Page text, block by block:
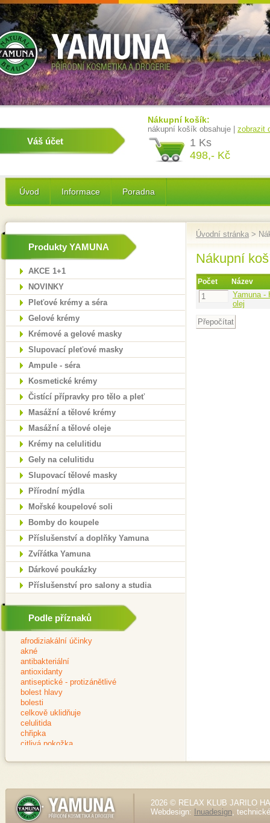
Váš účet
Nákupní košík:
nákupní košík obsahuje | zobrazit
1 Ks
498,- Kč
Úvod Informace Poradna
Produkty YAMUNA
AKCE 1+1
NOVINKY
Pleťové krémy a séra
Gelové krémy
Krémové a gelové masky
Slupovací pleťové masky
Ampule - séra
Kosmetické krémy
Čistící přípravky pro tělo a pleť
Masážní a tělové krémy
Masážní a tělové oleje
Krémy na celulitidu
Gely na celulitidu
Slupovací tělové masky
Přírodní mýdla
Mořské koupelové soli
Bomby do koupele
Příslušenství a doplňky Yamuna
Zvířátka Yamuna
Dárkové poukázky
Příslušenství pro salony a studia
Podle příznaků
Úvodní stránka >
Nákupní
Počet Název
Yamuna -
olej
2026 © RELAX KLUB JARILO
Webdesign:
Inuadesign,